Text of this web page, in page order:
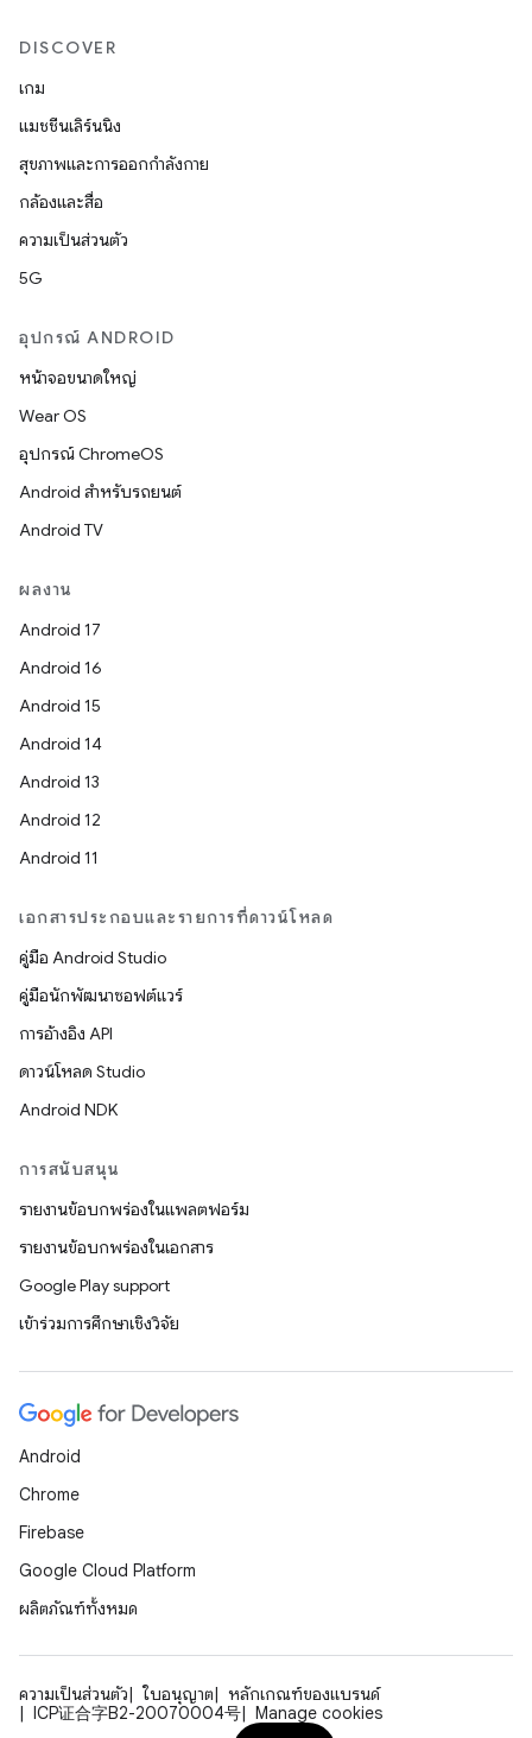
DISCOVER
เกม
แมชชีนเลิร์นนิง
สุขภาพและการออกกำลังกาย
กล้องและสื่อ
ความเป็นส่วนตัว
5G
อุปกรณ์ ANDROID
หน้าจอขนาดใหญ่
Wear OS
อุปกรณ์ ChromeOS
Android สำหรับรถยนต์
Android TV
ผลงาน
Android 17
Android 16
Android 15
Android 14
Android 13
Android 12
Android 11
เอกสารประกอบและรายการที่ดาวน์โหลด
คู่มือ Android Studio
คู่มือนักพัฒนาซอฟต์แวร์
การอ้างอิง API
ดาวน์โหลด Studio
Android NDK
การสนับสนุน
รายงานข้อบกพร่องในแพลตฟอร์ม
รายงานข้อบกพร่องในเอกสาร
Google Play support
เข้าร่วมการศึกษาเชิงวิจัย
Android
Chrome
Firebase
Google Cloud Platform
ผลิตภัณฑ์ทั้งหมด
ความเป็นส่วนตัว ใบอนุญาต
หลักเกณฑ์ของแบรนด์
ICP证合字B2-20070004号
Manage cookies